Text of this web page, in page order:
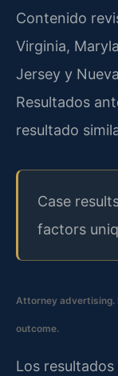
Contenido
Virginia,
Jersey y
Resultados
resultado
Case
factors
Attorney advertising.
outcome.
Los